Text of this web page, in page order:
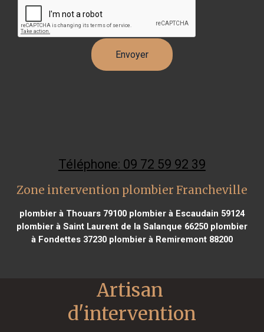
Téléphone: 09 72 59 92 39
Zone intervention plombier Francheville
plombier à Thouars 79100plombier à Escaudain 59124
plombier à Saint Laurent de la Salanque 66250plombier
à Fondettes 37230plombier à Remiremont 88200
Artisan
d'intervention